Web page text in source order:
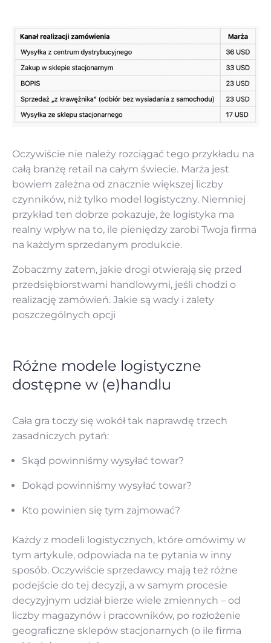
Oczywiście nie należy rozciągać tego przykładu na
całą branżę retail na całym świecie. Marża jest
bowiem zależna od znacznie większej liczby
czynników, niż tylko model logistyczny. Niemniej
przykład ten dobrze pokazuje, że logistyka ma
realny wpływ na to, ile pieniędzy zarobi Twoja firma
na każdym sprzedanym produkcie.
Zobaczmy zatem, jakie drogi otwierają się przed
przedsiębiorstwami handlowymi, jeśli chodzi o
realizację zamówień. Jakie są wady i zalety
poszczególnych opcji
Różne modele logistyczne
dostępne w (e)handlu
Cała gra toczy się wokół tak naprawdę trzech
zasadniczych pytań:
Skąd powinniśmy wysyłać towar?
Dokąd powinniśmy wysyłać towar?
Kto powinien się tym zajmować?
Każdy z modeli logistycznych, które omówimy w
tym artykule, odpowiada na te pytania w inny
sposób. Oczywiście sprzedawcy mają też różne
podejście do tej decyzji, a w samym procesie
decyzyjnym udział bierze wiele zmiennych – od
liczby magazynów i pracowników, po rozłożenie
geograficzne sklepów stacjonarnych (o ile firma